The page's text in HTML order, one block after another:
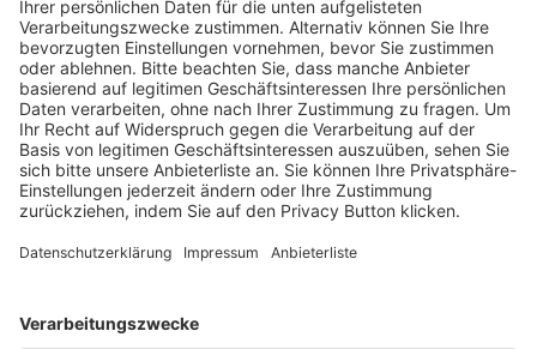
Fachmedien Recht und Wirtschaft
Ein Fachbereich der
dfv Mediengruppe
Mainzer Landstr. 251
60326 Frankfurt am Main
E-Mail:info@ruw.de
Web:https://www.ruw.de
AGB